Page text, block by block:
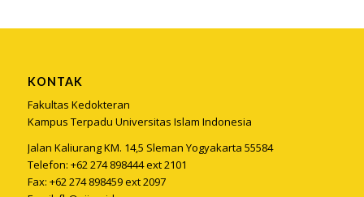
KONTAK
Fakultas Kedokteran
Kampus Terpadu Universitas Islam Indonesia
Jalan Kaliurang KM. 14,5 Sleman Yogyakarta 55584
Telefon: +62 274 898444 ext 2101
Fax: +62 274 898459 ext 2097